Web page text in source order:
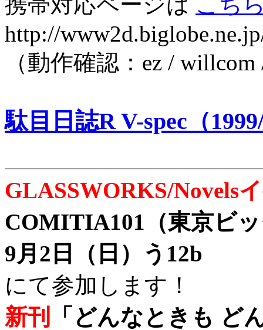
http://
（動作確認：ez /
駄目日誌R V-spec（
GLASSWORKS/Novels
COMITIA101（東京ビ
9月2日（日）う12b
にて参加します！
新刊
「どんなときも ど